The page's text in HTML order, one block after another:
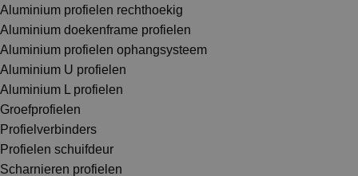
Aluminium profielen rechthoekig
Aluminium doekenframe profielen
Aluminium profielen ophangsysteem
Aluminium U profielen
Aluminium L profielen
Groefprofielen
Profielverbinders
Profielen schuifdeur
Scharnieren profielen